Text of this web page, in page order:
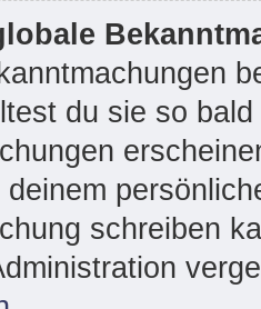
du sie so
schreiben